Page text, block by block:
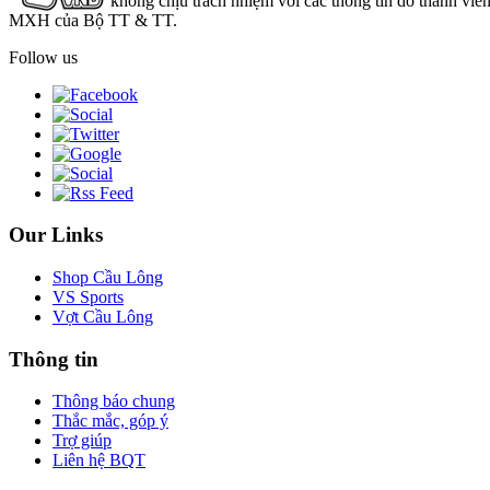
MXH của Bộ TT & TT.
Follow us
Our Links
Shop Cầu Lông
VS Sports
Vợt Cầu Lông
Thông tin
Thông báo chung
Thắc mắc, góp ý
Trợ giúp
Liên hệ BQT